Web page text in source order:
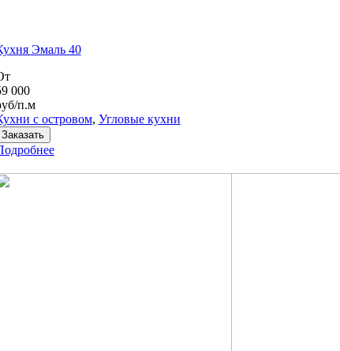
Эмаль 40
000
п.м
с островом, Угловые кухни
Заказать